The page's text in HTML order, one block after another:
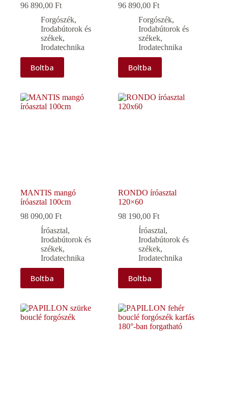
96 890,00 Ft
Forgószék,
Irodabútorok és
székek,
Irodatechnika
Boltba
96 890,00Ft
Forgószék,
Irodabútorok és
székek,
Irodatechnika
Boltba
MANTIS mangó
íróasztal 100cm
98 090,00 Ft
Íróasztal,
Irodabútorok és
székek,
Irodatechnika
Boltba
RONDO íróasztal
120×60
98 190,00Ft
Íróasztal,
Irodabútorok és
székek,
Irodatechnika
Boltba